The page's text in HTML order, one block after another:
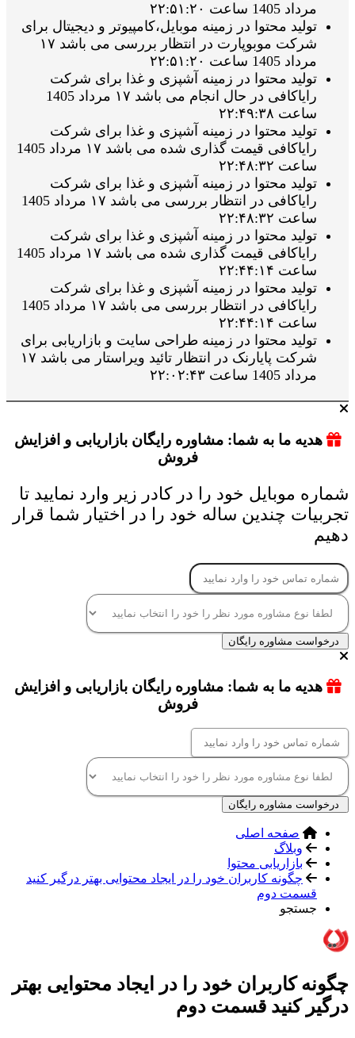
مرداد 1405 ساعت ۲۲:۵۱:۲۰
تولید محتوا در زمینه موبایل،کامپیوتر و دیجیتال برای
شرکت موبوپارت در انتظار بررسی می باشد ۱۷
مرداد 1405 ساعت ۲۲:۵۱:۲۰
تولید محتوا در زمینه آشپزی و غذا برای شرکت
رایاکافی در حال انجام می باشد ۱۷ مرداد 1405
ساعت ۲۲:۴۹:۳۸
تولید محتوا در زمینه آشپزی و غذا برای شرکت
رایاکافی قیمت گذاری شده می باشد ۱۷ مرداد 1405
ساعت ۲۲:۴۸:۳۲
تولید محتوا در زمینه آشپزی و غذا برای شرکت
رایاکافی در انتظار بررسی می باشد ۱۷ مرداد 1405
ساعت ۲۲:۴۸:۳۲
تولید محتوا در زمینه آشپزی و غذا برای شرکت
رایاکافی قیمت گذاری شده می باشد ۱۷ مرداد 1405
ساعت ۲۲:۴۴:۱۴
تولید محتوا در زمینه آشپزی و غذا برای شرکت
رایاکافی در انتظار بررسی می باشد ۱۷ مرداد 1405
ساعت ۲۲:۴۴:۱۴
تولید محتوا در زمینه طراحی سایت و بازاریابی برای
شرکت پایارنک در انتظار تائید ویراستار می باشد ۱۷
مرداد 1405 ساعت ۲۲:۰۲:۴۳
هدیه ما به شما: مشاوره رایگان بازاریابی و افزایش
فروش
شماره موبایل خود را در کادر زیر وارد نمایید تا
تجربیات چندین ساله خود را در اختیار شما قرار
دهیم
درخواست مشاوره رایگان
هدیه ما به شما: مشاوره رایگان بازاریابی و افزایش
فروش
درخواست مشاوره رایگان
صفحه اصلی
وبلاگ
بازاریابی محتوا
چگونه کاربران خود را در ایجاد محتوایی بهتر درگیر کنید
قسمت دوم
جستجو
چگونه کاربران خود را در ایجاد محتوایی بهتر
درگیر کنید قسمت دوم